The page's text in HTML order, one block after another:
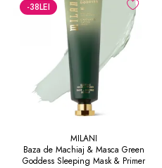
-38LEI
MILANI
Baza de Machiaj & Masca Green
Goddess Sleeping Mask & Primer